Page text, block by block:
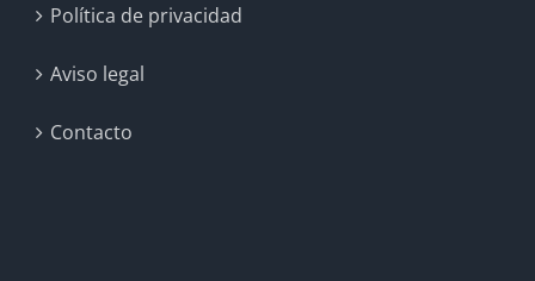
Política de privacidad
Aviso legal
Contacto